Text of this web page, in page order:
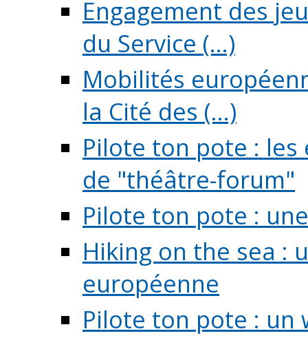
Engagement des
du Service (...)
Mobilités
la Cité des (...)
Pilote ton pote :
de "théâtre-forum"
Pilote ton pote :
Hiking on the sea :
européenne
Pilote ton pote : un